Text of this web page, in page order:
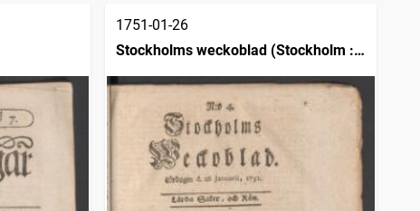
1751-01-26
Stockholms weckoblad (Stockholm :
1745)